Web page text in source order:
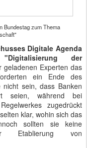
Bundestag zum Thema
Digitale Agenda
der
geladenen Experten das
ein Ende des
nicht sein, dass Banken
seien, während bei
zugedrückt
klar, wohin sich das
sollten sie keine
Etablierung von